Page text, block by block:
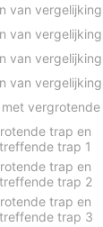
van vergelijking
van
trap en
trap 1
trap en
trap 2
trap en
trap 3